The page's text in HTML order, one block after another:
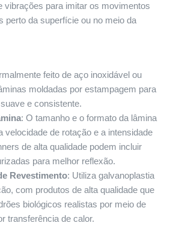
vibrações para imitar os movimentos
perto da superfície ou no meio da
feito de aço inoxidável ou
moldadas por estampagem para
e consistente.
: O tamanho e o formato da lâmina
velocidade de rotação e a intensidade
de alta qualidade podem incluir
para melhor reflexão.
Revestimento: Utiliza galvanoplastia
com produtos de alta qualidade que
biológicos realistas por meio de
transferência de calor.